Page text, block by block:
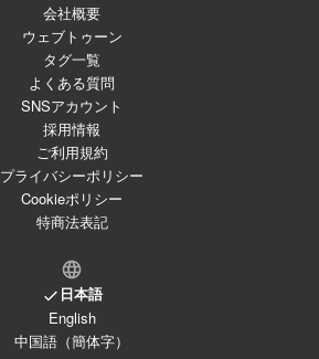
会社概要
ウェブトゥーン
タグ一覧
よくある質問
SNSアカウント
採用情報
ご利用規約
プライバシーポリシー
Cookieポリシー
特商法表記
日本語
English
中国語（簡体字）